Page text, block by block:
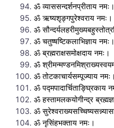
ॐ व्याससन्दर्शनप्रीताय नमः।
ॐ ऋष्यशृङ्गपुरेश्वराय नमः।
ॐ
ॐ चतुष्षष्टिकलाभिज्ञाय नमः।
ॐ ब्रह्मराक्षसमोक्षदाय नमः।
ॐ
ॐ तोटकाचार्यसम्पूज्याय नमः।
ॐ पद्मपादार्चिताङ्घ्रिकाय
ॐ हस्तामलकयोगीन्द्र
ॐ
ॐ नृसिंहभक्ताय नमः।